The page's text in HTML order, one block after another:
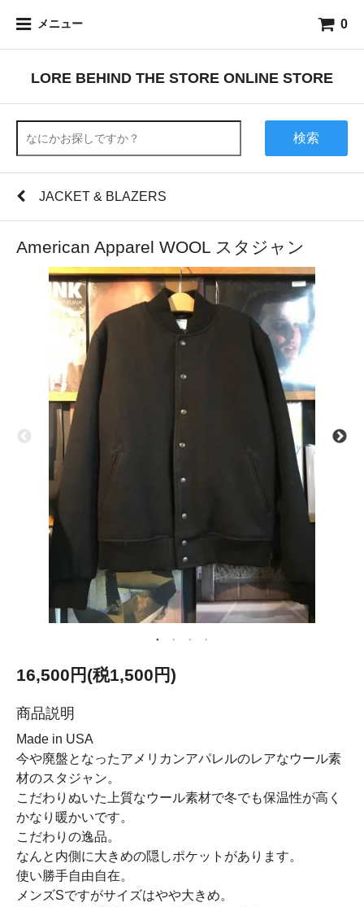
メニュー 0
LORE BEHIND THE STORE ONLINE STORE
検索
JACKET & BLAZERS
American Apparel WOOL スタジャン
16,500円(税1,500円)
商品説明
Made in USA
今や廃盤となったアメリカンアパレルのレアなウール素
材のスタジャン。
こだわりぬいた上質なウール素材で冬でも保温性が高く
かなり暖かいです。
こだわりの逸品。
なんと内側に大きめの隠しポケットがあります。
使い勝手自由自在。
メンズSですがサイズはやや大きめ。